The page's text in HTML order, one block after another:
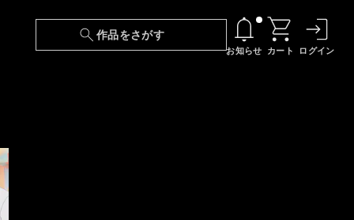
作品をさがす
お知らせ
話 配信日変更のお知らせ
障害】映像再生における不具合に関しまして
カート ログイン